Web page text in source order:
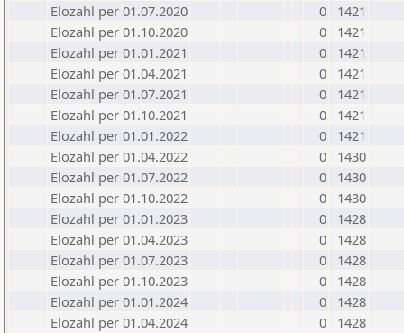
Elozahl per 01.07.2020
0
1421
Elozahl per 01.10.2020
0
1421
Elozahl per 01.01.2021
0
1421
Elozahl per 01.04.2021
0
1421
Elozahl per 01.07.2021
0
1421
Elozahl per 01.10.2021
0
1421
Elozahl per 01.01.2022
0
1421
Elozahl per 01.04.2022
0
1430
Elozahl per 01.07.2022
0
1430
Elozahl per 01.10.2022
0
1430
Elozahl per 01.01.2023
0
1428
Elozahl per 01.04.2023
0
1428
Elozahl per 01.07.2023
0
1428
Elozahl per 01.10.2023
0
1428
Elozahl per 01.01.2024
0
1428
Elozahl per 01.04.2024
0
1428